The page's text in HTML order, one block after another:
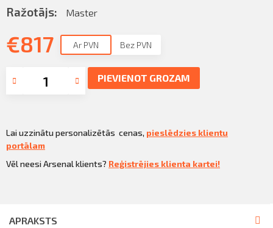
KLIENTU PORTĀLS
KĻŪT PAR KLIENTU
Ražotājs: Master
€817 Ar PVN Bez PVN
PIEVIENOT GROZAM
Lai uzzinātu personalizētās cenas, pieslēdzies klientu
portālam
Vēl neesi Arsenal klients? Reģistrējies klienta kartei!
APRAKSTS